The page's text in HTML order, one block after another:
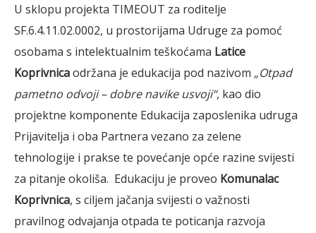
U sklopu projekta TIMEOUT za roditelje
SF.6.4.11.02.0002, u prostorijama Udruge za pomoć
osobama s intelektualnim teškoćama Latice
Koprivnicaodržana je edukacija pod nazivom „Otpad
pametno odvoji – dobre navike usvoji“, kao dio
projektne komponente Edukacija zaposlenika udruga
Prijavitelja i oba Partnera vezano za zelene
tehnologije i prakse te povećanje opće razine svijesti
za pitanje okoliša. Edukaciju je proveo Komunalac
Koprivnica, s ciljem jačanja svijesti o važnosti
pravilnog odvajanja otpada te poticanja razvoja